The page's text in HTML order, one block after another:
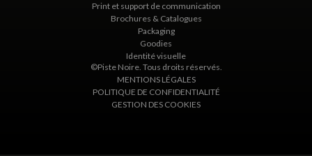
Print et support de communication
Brochures & Catalogues
Packaging
Goodies
Identité visuelle
©Piste Noire. Tous droits réservés.
MENTIONS LÉGALES
POLITIQUE DE CONFIDENTIALITÉ
GESTION DES COOKIES